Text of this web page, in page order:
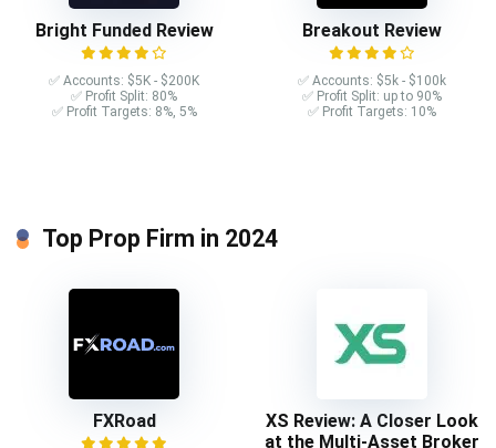
Bright Funded Review
✅ Accounts: $5K - $200K
✅ Profit Split: 80%
✅ Profit Targets: 8%, 5%
Breakout Review
✅ Accounts: $5k - $100k
✅ Profit Split: up to 90%
✅ Profit Targets: 10%
Top Prop Firm in 2024
FXRoad
XS Review: A Closer Look
at the Multi-Asset Broker